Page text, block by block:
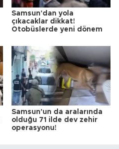
Samsun'dan yola
çıkacaklar dikkat!
Otobüslerde yeni dönem
Samsun'un da aralarında
olduğu 71 ilde dev zehir
operasyonu!